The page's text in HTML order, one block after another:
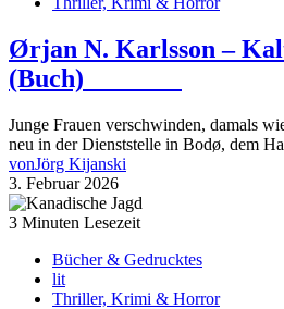
Ørjan N. Karlsson –
(Buch)
Junge Frauen verschwinden, damals
neu in der Dienststelle in Bodø, dem
vonJörg Kijanski
3. Februar 2026
3 Minuten Lesezeit
Bücher & Gedrucktes
lit
Thriller, Krimi & Horror